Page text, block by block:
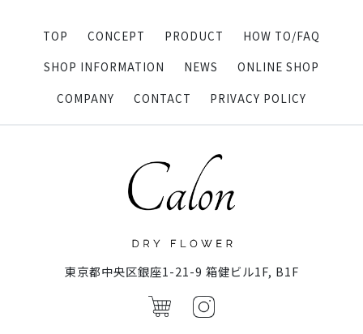
TOP CONCEPT PRODUCT
HOW TO/FAQ
SHOP INFORMATION
NEWS
ONLINE SHOP
COMPANY
CONTACT PRIVACY POLICY
東京都中央区銀座1-21-9 箱健ビル1F, B1F